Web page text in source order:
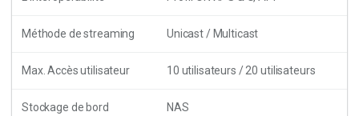
Méthode de streaming Unicast / Multicast
Max. Accès utilisateur 10 utilisateurs / 20 utilisateurs
Stockage de bord NAS